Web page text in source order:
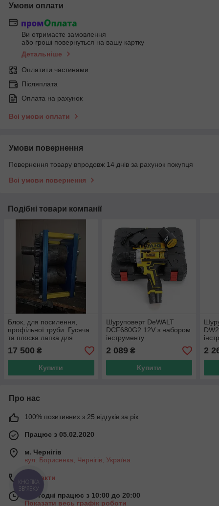
Умови оплати
Ви отримаєте замовлення
або гроші повернуться на вашу картку
Детальніше
Оплатити частинами
Післяплата
Оплата на рахунок
Всі умови оплати
Умови повернення
Повернення товару впродовж 14 днів за рахунок покупця
Всі умови повернення
Подібні товари компанії
Блок, для посилення,
профільної труби. Гусяча
та плоска лапка для
профільної труби
17 500 ₴
Купити
Шуруповерт DeWALT
DCF680G2 12V з набором
інструменту
2 089₴
Купити
2
Про нас
100% позитивних з 25 відгуків за рік
Працює з 05.02.2020
м. Чернігів
вул. Борисенка, Чернігів, Україна
Контакти
Сьогодні працює з 10:00 до 20:00
Показати весь графік роботи
КНОПКА
ЗВ'ЯЗКУ